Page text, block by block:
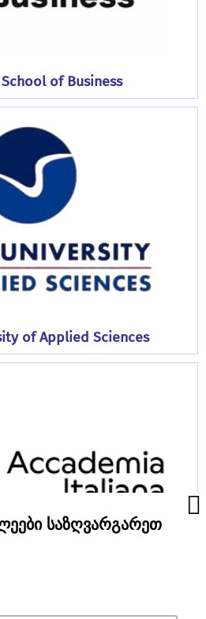
School of Business
of Applied Sciences
საზღვარგარეთ